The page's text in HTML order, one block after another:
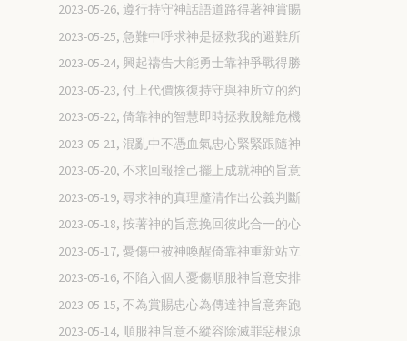
2023-05-26, 遵行持守神話語道路得著神賞賜
2023-05-25, 急難中呼求神是拯救我的避難所
2023-05-24, 興起禱告大能勇士靠神爭戰得勝
2023-05-23, 付上代價恢復持守與神所立的約
2023-05-22, 倚靠神的智慧即時拯救脫離危機
2023-05-21, 混亂中不憑血氣忠心緊緊跟隨神
2023-05-20, 不求回報捨己擺上成就神的旨意
2023-05-19, 尋求神的真理釐清作出公義判斷
2023-05-18, 按著神的旨意挽回彼此合一的心
2023-05-17, 憂傷中被神喚醒倚靠神重新站立
2023-05-16, 不陷入個人憂傷順服神旨意安排
2023-05-15, 不為賞賜忠心為傳達神旨意奔跑
2023-05-14, 順服神旨意不縱容除滅罪惡根源